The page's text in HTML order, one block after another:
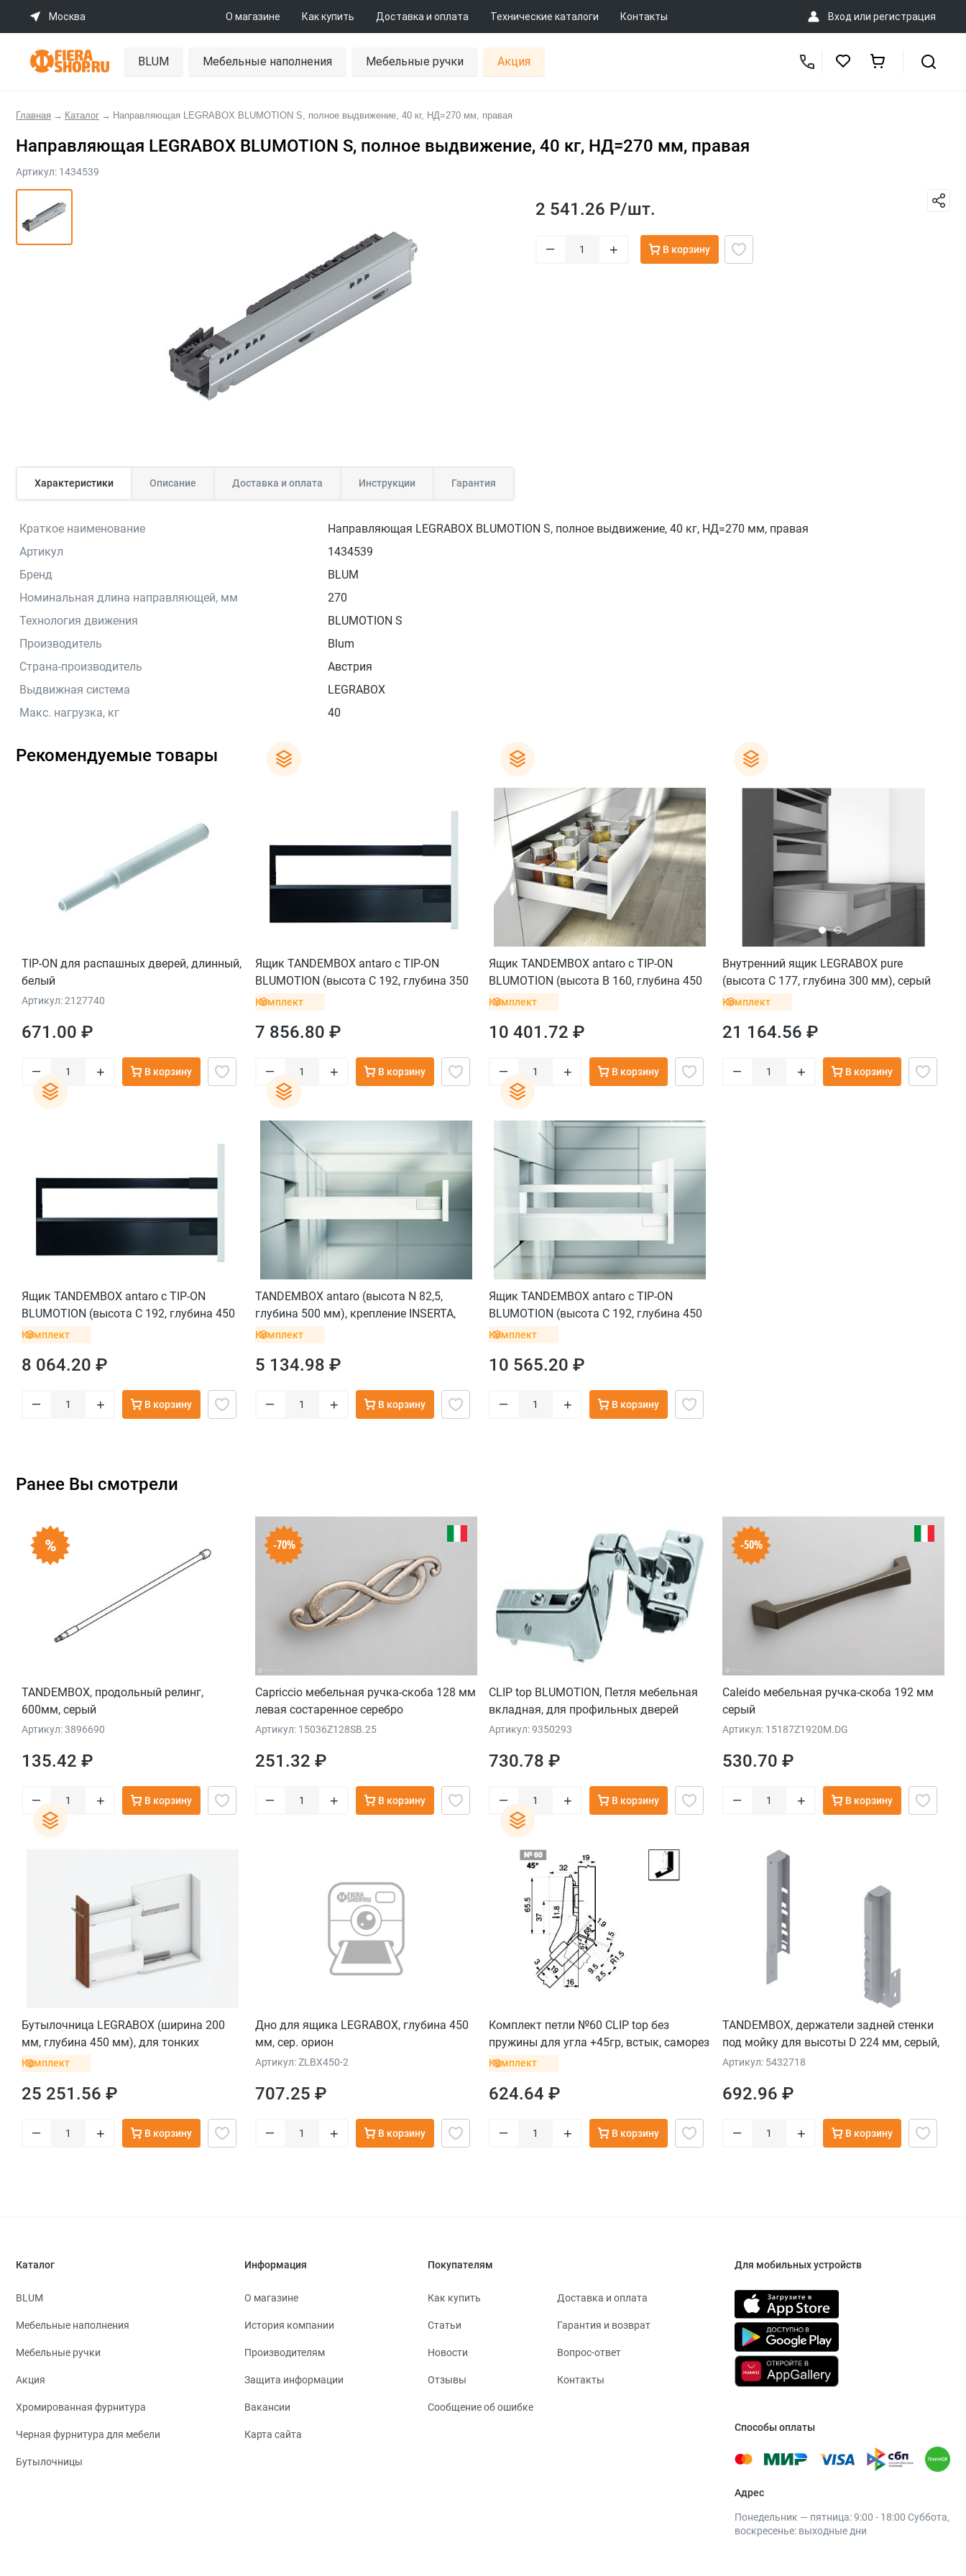
Москва О магазине Как купить Доставка и оплата Технические каталоги Контакты Вход или регистрация
BLUM Мебельные наполнения Мебельные ручки Акция
Главная → Каталог → Направляющая LEGRABOX BLUMOTION S, полное выдвижение, 40 кг, НД=270 мм, правая
Направляющая LEGRABOX BLUMOTION S, полное выдвижение, 40 кг, НД=270 мм, правая
Артикул: 1434539
2 541.26 Р/шт.
– + В корзину
Характеристики Описание Доставка и оплата Инструкции Гарантия
Краткое наименование
Направляющая LEGRABOX BLUMOTION S, полное выдвижение, 40 кг, НД=270 мм, правая
Артикул
1434539
Бренд
BLUM
Номинальная длина направляющей, мм
270
Технология движения
BLUMOTION S
Производитель
Blum
Страна-производитель
Австрия
Выдвижная система
LEGRABOX
Макс. нагрузка, кг
40
Рекомендуемые товары
TIP-ON для распашных дверей, длинный,
белый
Артикул: 2127740
671.00 ₽
– + В корзину
Ящик TANDEMBOX antaro с TIP-ON
BLUMOTION (высота С 192, глубина 350
мм, вес ящика до 20 кг), крепление
INSERTA, черный
Комплект
7 856.80 ₽
– + В корзину
Ящик TANDEMBOX antaro с TIP-ON
BLUMOTION (высота B 160, глубина 450
мм, вес ящика от 10 до 30 кг), крепление
под саморезы, белый
Комплект
10 401.72 ₽
– + В корзину
Внутренний ящик LEGRABOX pure
(высота C 177, глубина 300 мм), серый
орион
Комплект
21 164.56 ₽
– + В корзину
Ящик TANDEMBOX antaro с TIP-ON
BLUMOTION (высота С 192, глубина 450
мм, вес ящика от 10 до 30 кг), крепление
INSERTA, черный
Комплект
8 064.20 ₽
– + В корзину
TANDEMBOX antaro (высота N 82,5,
глубина 500 мм), крепление INSERTA,
белый
Комплект
5 134.98 ₽
– + В корзину
Ящик TANDEMBOX antaro с TIP-ON
BLUMOTION (высота С 192, глубина 450
мм, вес ящика до 20 кг), крепление под
саморезы, белый
Комплект
10 565.20 ₽
– + В корзину
Ранее Вы смотрели
TANDEMBOX, продольный релинг,
600мм, серый
Артикул: 3896690
135.42 ₽
– + В корзину
-70%
Capriccio мебельная ручка-скоба 128 мм
левая состаренное серебро
Артикул: 15036Z128SB.25
251.32 ₽
– + В корзину
CLIP top BLUMOTION, Петля мебельная
вкладная, для профильных дверей
Артикул: 9350293
730.78 ₽
– + В корзину
-50%
Caleido мебельная ручка-скоба 192 мм
серый
Артикул: 15187Z1920M.DG
530.70 ₽
– + В корзину
Бутылочница LEGRABOX (ширина 200
мм, глубина 450 мм), для тонких
фасадов, белый шелк
Комплект
25 251.56 ₽
– + В корзину
Дно для ящика LEGRABOX, глубина 450
мм, сер. орион
Артикул: ZLBX450-2
707.25 ₽
– + В корзину
Комплект петли №60 CLIP top без
пружины для угла +45гр, встык, саморез
Комплект
624.64 ₽
– + В корзину
TANDEMBOX, держатели задней стенки
под мойку для высоты D 224 мм, серый,
комплект
Артикул: 5432718
692.96 ₽
– + В корзину
Каталог
BLUM
Мебельные наполнения
Мебельные ручки
Акция
Хромированная фурнитура
Черная фурнитура для мебели
Бутылочницы
Информация
О магазине
История компании
Производителям
Защита информации
Вакансии
Карта сайта
Покупателям
Как купить Доставка и оплата
Статьи Гарантия и возврат
Новости Вопрос-ответ
Отзывы Контакты
Сообщение об ошибке
Для мобильных устройств
Способы оплаты
Адрес
Понедельник — пятница: 9:00 - 18:00 Суббота,
воскресенье: выходные дни